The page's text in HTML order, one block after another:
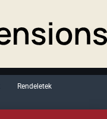
Rendeletek